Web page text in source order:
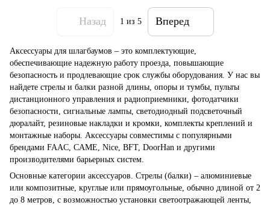
Аксессуары для шлагбаумов – это комплектующие,
обеспечивающие надежную работу проезда, повышающие
безопасность и продлевающие срок службы оборудования. У нас вы
найдете стрелы и балки разной длины, опоры и тумбы, пульты
дистанционного управления и радиоприемники, фотодатчики
безопасности, сигнальные лампы, светодиодный подсветочный
дюралайт, резиновые накладки и кромки, комплекты креплений и
монтажные наборы. Аксессуары совместимы с популярными
брендами FAAC, CAME, Nice, BFT, DoorHan и другими
производителями барьерных систем.
Основные категории аксессуаров. Стрелы (балки) – алюминиевые
или композитные, круглые или прямоугольные, обычно длиной от 2
до 8 метров, с возможностью установки светоотражающей ленты,
Назад 1 из 5 Вперед